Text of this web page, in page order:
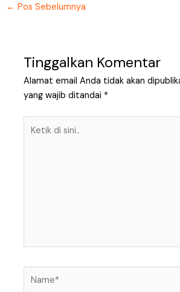
← Pos Sebelumnya
Tinggalkan Komentar
Alamat email Anda tidak akan
yang wajib ditandai *